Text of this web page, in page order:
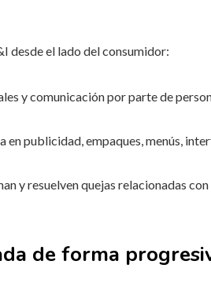
desde el lado del consumidor:
y comunicación por parte de
publicidad, empaques, menús,
y resuelven quejas relacionadas
de forma